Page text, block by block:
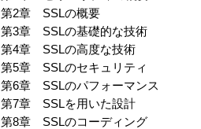
第2章 SSLの概要
第3章 SSLの基礎的な技術
第4章 SSLの高度な技術
第5章 SSLのセキュリティ
第6章 SSLのパフォーマンス
第7章 SSLを用いた設計
第8章 SSLのコーディング